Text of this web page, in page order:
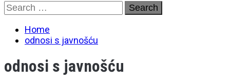
Skip
to
content
Search
for:
Home
odnosi s javnošću
odnosi s javnošću